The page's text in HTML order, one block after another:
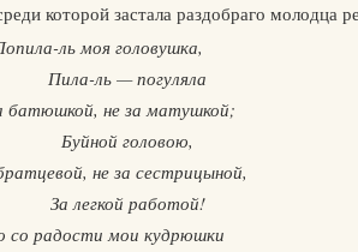
которой застала раздобраго молодца
ль моя головушка,
ль — погуляла
батюшкой, не за матушкой;
головою,
не за сестрицыной,
легкой работой!
радости мои кудрюшки